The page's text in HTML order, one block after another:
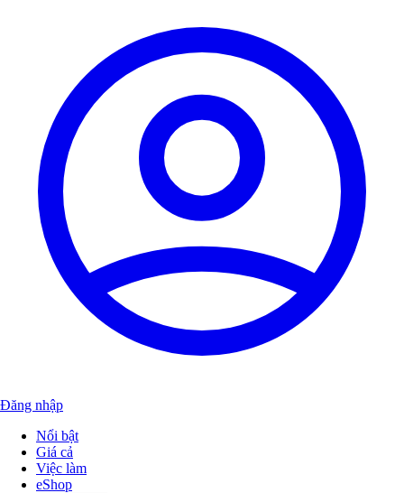
Đăng nhập
Nổi bật
Giá cả
Việc làm
eShop